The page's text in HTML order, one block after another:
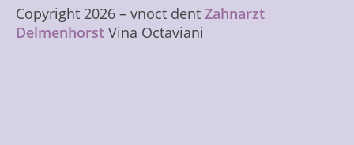
Copyright 2026 – vnoct dent Zahnarzt
Delmenhorst Vina Octaviani